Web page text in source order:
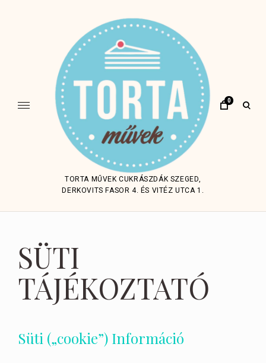
TORTA MŰVEK CUKRÁSZDÁK SZEGED,
DERKOVITS FASOR 4. ÉS VITÉZ UTCA 1.
0
open
SÜTI
TÁJÉKOZTATÓ
Süti („cookie”) Információ